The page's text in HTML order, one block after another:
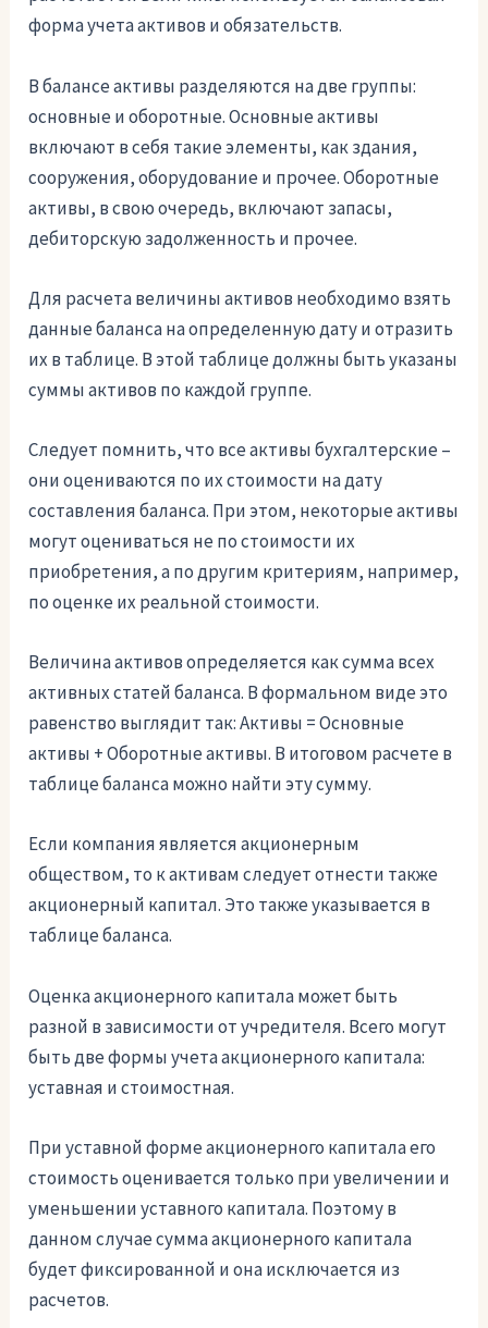
форма учета активов и обязательств.
В балансе активы разделяются на две группы:
основные и оборотные. Основные активы
включают в себя такие элементы, как здания,
сооружения, оборудование и прочее. Оборотные
активы, в свою очередь, включают запасы,
дебиторскую задолженность и прочее.
Для расчета величины активов необходимо взять
данные баланса на определенную дату и отразить
их в таблице. В этой таблице должны быть указаны
суммы активов по каждой группе.
Следует помнить, что все активы бухгалтерские –
они оцениваются по их стоимости на дату
составления баланса. При этом, некоторые активы
могут оцениваться не по стоимости их
приобретения, а по другим критериям, например,
по оценке их реальной стоимости.
Величина активов определяется как сумма всех
активных статей баланса. В формальном виде это
равенство выглядит так: Активы = Основные
активы + Оборотные активы. В итоговом расчете в
таблице баланса можно найти эту сумму.
Если компания является акционерным
обществом, то к активам следует отнести также
акционерный капитал. Это также указывается в
таблице баланса.
Оценка акционерного капитала может быть
разной в зависимости от учредителя. Всего могут
быть две формы учета акционерного капитала:
уставная и стоимостная.
При уставной форме акционерного капитала его
стоимость оценивается только при увеличении и
уменьшении уставного капитала. Поэтому в
данном случае сумма акционерного капитала
будет фиксированной и она исключается из
расчетов.